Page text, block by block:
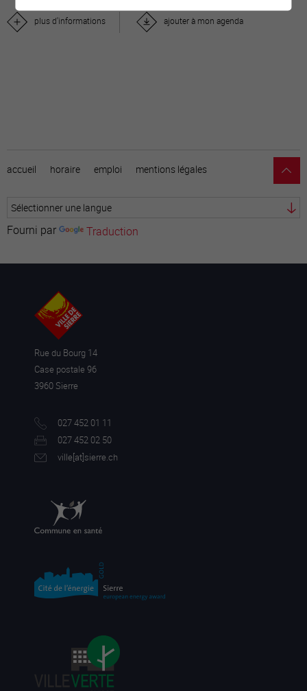
plus d'informations ajouter à mon agenda
accueil horaire emploi mentions légales
Fourni par Traduction
Rue du Bourg 14
Case postale 96
3960 Sierre
027 452 01 11
027 452 02 50
ville[at]sierre.ch